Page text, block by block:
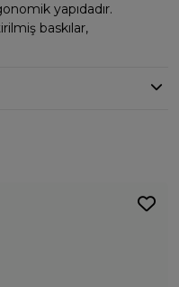
yapıdadır.
baskılar,